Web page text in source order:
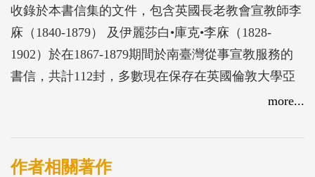
收錄於本書信集的文件，包含英國長老教會宣教師李
庥（1840-1879） 及伊麗莎白•庫克•李庥（1828-
1902）於在1867-1879期間於南臺灣從事宣教服務的
書信，共計112封，多數現在保存在英國倫敦大學亞
從距今152年前開始的十數年間，李庥與伊麗莎白•李
庥頻繁的行腳遍及臺灣中南部及東部多處地方，因此
more...
作者相關著作